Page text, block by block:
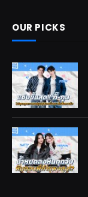
OUR PICKS